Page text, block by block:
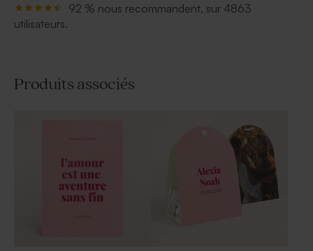
92 % nous recommandent, sur 4863
utilisateurs.
Produits associés